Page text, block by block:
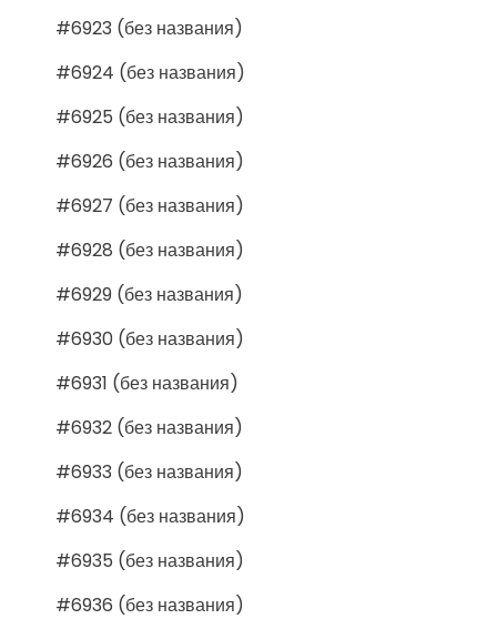
#6923 (без названия)
#6924 (без названия)
#6925 (без названия)
#6926 (без названия)
#6927 (без названия)
#6928 (без названия)
#6929 (без названия)
#6930 (без названия)
#6931 (без названия)
#6932 (без названия)
#6933 (без названия)
#6934 (без названия)
#6935 (без названия)
#6936 (без названия)